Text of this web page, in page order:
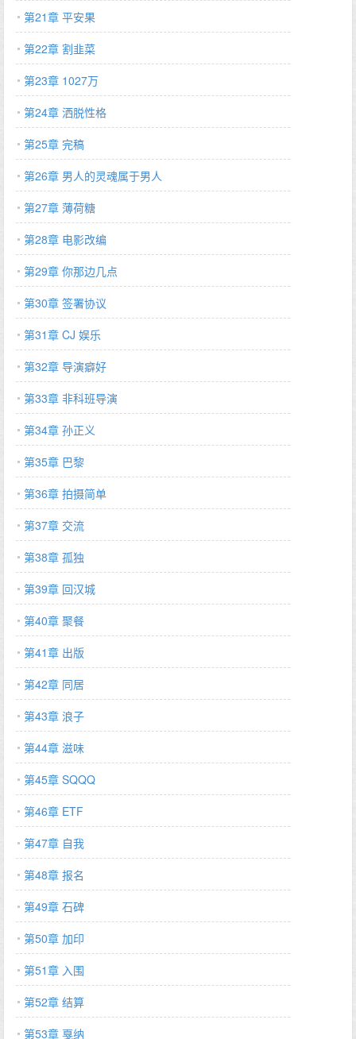
第21章 平安果
第22章 割韭菜
第23章 1027万
第24章 洒脱性格
第25章 完稿
第26章 男人的灵魂属于男人
第27章 薄荷糖
第28章 电影改编
第29章 你那边几点
第30章 签署协议
第31章 CJ 娱乐
第32章 导演癖好
第33章 非科班导演
第34章 孙正义
第35章 巴黎
第36章 拍摄简单
第37章 交流
第38章 孤独
第39章 回汉城
第40章 聚餐
第41章 出版
第42章 同居
第43章 浪子
第44章 滋味
第45章 SQQQ
第46章 ETF
第47章 自我
第48章 报名
第49章 石碑
第50章 加印
第51章 入围
第52章 结算
第53章 戛纳